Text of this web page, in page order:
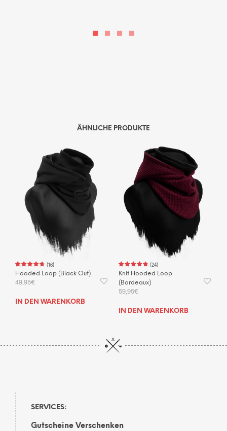
ÄHNLICHE PRODUKTE
(16)
Hooded Loop (Black Out)
49,95€
IN DEN WARENKORB
(24)
Knit Hooded Loop
(Bordeaux)
59,95€
IN DEN WARENKORB
SERVICES:
Gutscheine Verschenken